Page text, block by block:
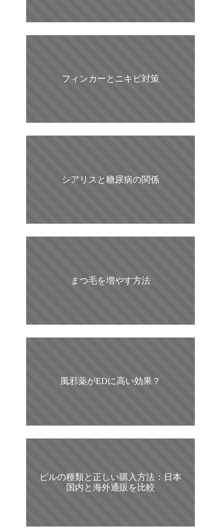
フィンカーとニキビ対策
シアリスと糖尿病の関係
まつ毛を増やす方法
風邪薬がEDに高い効果？
ピルの種類と正しい購入方法：日本
国内と海外通販を比較